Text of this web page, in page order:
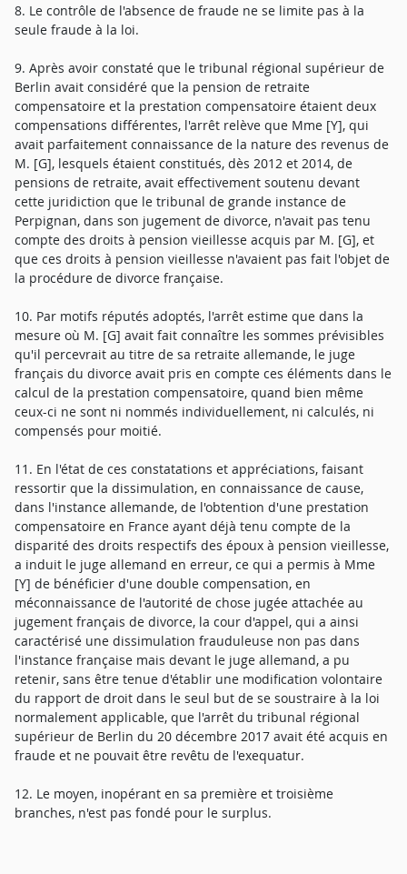
8. Le contrôle de l'absence de fraude ne se limite pas à la
seule fraude à la loi.
9. Après avoir constaté que le tribunal régional supérieur de
Berlin avait considéré que la pension de retraite
compensatoire et la prestation compensatoire étaient deux
compensations différentes, l'arrêt relève que Mme [Y], qui
avait parfaitement connaissance de la nature des revenus de
M. [G], lesquels étaient constitués, dès 2012 et 2014, de
pensions de retraite, avait effectivement soutenu devant
cette juridiction que le tribunal de grande instance de
Perpignan, dans son jugement de divorce, n'avait pas tenu
compte des droits à pension vieillesse acquis par M. [G], et
que ces droits à pension vieillesse n'avaient pas fait l'objet de
la procédure de divorce française.
10. Par motifs réputés adoptés, l'arrêt estime que dans la
mesure où M. [G] avait fait connaître les sommes prévisibles
qu'il percevrait au titre de sa retraite allemande, le juge
français du divorce avait pris en compte ces éléments dans le
calcul de la prestation compensatoire, quand bien même
ceux-ci ne sont ni nommés individuellement, ni calculés, ni
compensés pour moitié.
11. En l'état de ces constatations et appréciations, faisant
ressortir que la dissimulation, en connaissance de cause,
dans l'instance allemande, de l'obtention d'une prestation
compensatoire en France ayant déjà tenu compte de la
disparité des droits respectifs des époux à pension vieillesse,
a induit le juge allemand en erreur, ce qui a permis à Mme
[Y] de bénéficier d'une double compensation, en
méconnaissance de l'autorité de chose jugée attachée au
jugement français de divorce, la cour d'appel, qui a ainsi
caractérisé une dissimulation frauduleuse non pas dans
l'instance française mais devant le juge allemand, a pu
retenir, sans être tenue d'établir une modification volontaire
du rapport de droit dans le seul but de se soustraire à la loi
normalement applicable, que l'arrêt du tribunal régional
supérieur de Berlin du 20 décembre 2017 avait été acquis en
fraude et ne pouvait être revêtu de l'exequatur.
12. Le moyen, inopérant en sa première et troisième
branches, n'est pas fondé pour le surplus.